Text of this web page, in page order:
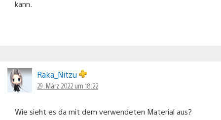
kann.
Raka_Nitzu
29. März 2022 um 18:22
Wie sieht es da mit dem verwendeten Material aus?